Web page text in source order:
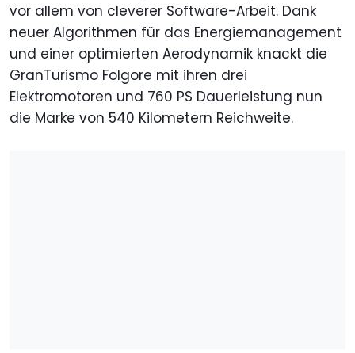
vor allem von cleverer Software-Arbeit. Dank
neuer Algorithmen für das Energiemanagement
und einer optimierten Aerodynamik knackt die
GranTurismo Folgore mit ihren drei
Elektromotoren und 760 PS Dauerleistung nun
die Marke von 540 Kilometern Reichweite.